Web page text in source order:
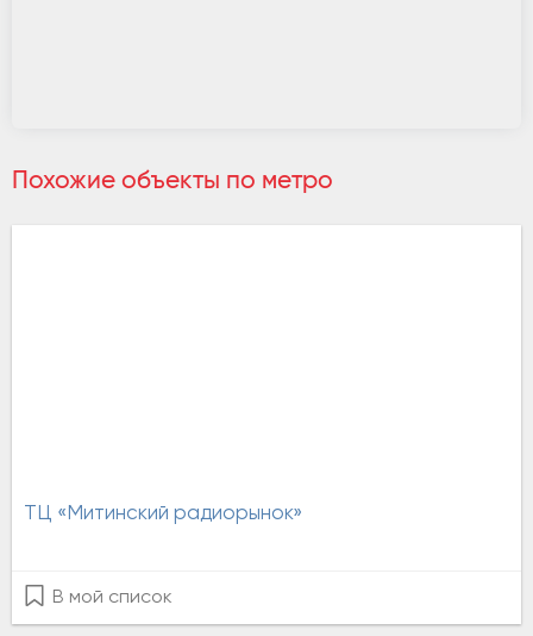
Похожие объекты по метро
ТЦ «Митинский радиорынок»
В мой список